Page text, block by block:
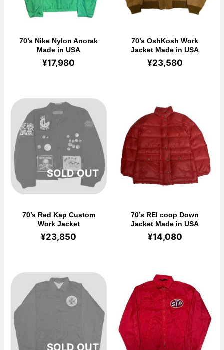
70’s Nike Nylon Anorak
Made in USA
¥17,980
70’s OshKosh Work
Jacket Made in USA
¥23,580
在庫切れ
70’s Red Kap Custom
Work Jacket
¥23,850
70’s REI coop Down
Jacket Made in USA
¥14,080
在庫切れ